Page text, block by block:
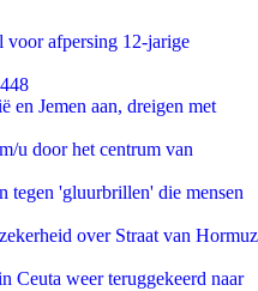
afpersing 12-jarige
en Jemen aan, dreigen met
u door het centrum van
'gluurbrillen' die mensen
over Straat van Hormuz
Ceuta weer teruggekeerd naar